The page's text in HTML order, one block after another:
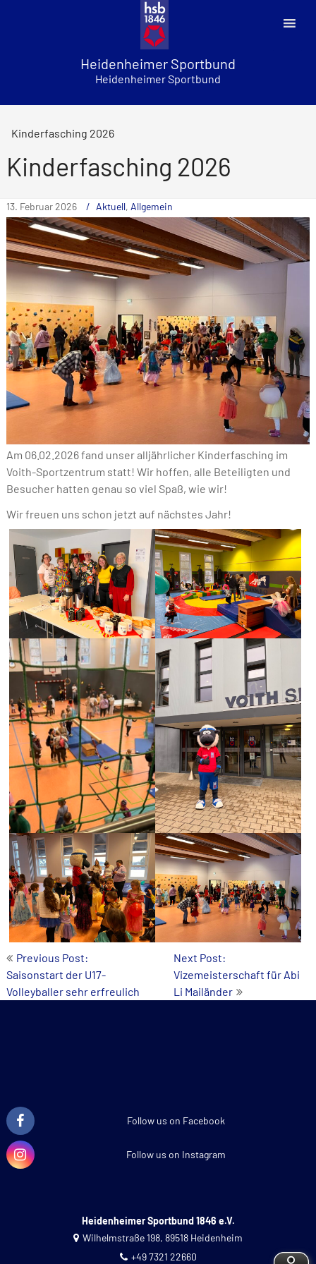
Heidenheimer Sportbund
Heidenheimer Sportbund
Kinderfasching 2026
Kinderfasching 2026
13. Februar 2026 Aktuell, Allgemein
Am 06.02.2026 fand unser alljährlicher Kinderfasching im
Voith-Sportzentrum statt! Wir hoffen, alle Beteiligten und
Besucher hatten genau so viel Spaß, wie wir!
Wir freuen uns schon jetzt auf nächstes Jahr!
Beitrags-
Navigation
Previous Post:
Saisonstart der U17-
Volleyballer sehr erfreulich
Next Post:
Vizemeisterschaft für Abi
Li Mailänder
Follow us on Facebook
Follow us on Instagram
Heidenheimer Sportbund 1846 e.V.
Wilhelmstraße 198, 89518 Heidenheim
+49 7321 22660